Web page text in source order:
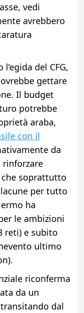
vedi
avrebbero
del CFG,
gettare
Il budget
potrebbe
araba,
con il
da
rinforzare
soprattutto
per tutto
ha
le ambizioni
reti) e subito
ultimo
riconferma
da un
dal